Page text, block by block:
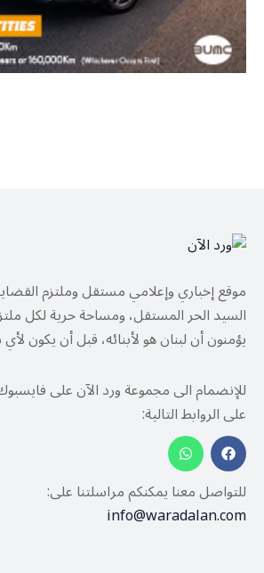
موقع إخباري وإعلامي مستقل وملتزم
السيد الحر المستقل، ومساحة حرية لكل
يؤمنون أن لبنان هو لأبنائه، قبل أن يكون
للإنضمام الى مجموعة ورد الآن على
على الروابط التالية:
للتواصل معنا يمكنكم مراسلتنا على:
info@waradalan.com